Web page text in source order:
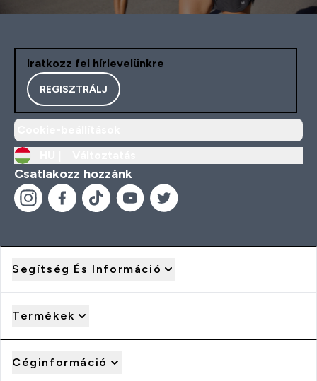
Iratkozz fel hírlevelünkre
REGISZTRÁLJ
Csatlakozz hozzánk
Segítség És Információ
Termékek
Céginformáció